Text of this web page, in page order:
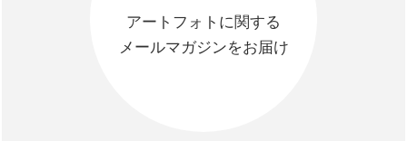
アートフォトに関する
メールマガジンをお届け